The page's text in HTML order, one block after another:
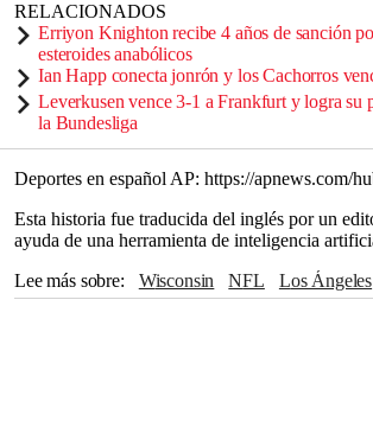
RELACIONADOS
Erriyon Knighton recibe 4 años de sanción
esteroides anabólicos
Ian Happ conecta jonrón y los Cachorros
Leverkusen vence 3-1 a Frankfurt y logra su
la Bundesliga
Deportes en español AP: https://apnews.com/
Esta historia fue traducida del inglés por un
ayuda de una herramienta de inteligencia
Lee más sobre
Wisconsin NFL Los Ángeles